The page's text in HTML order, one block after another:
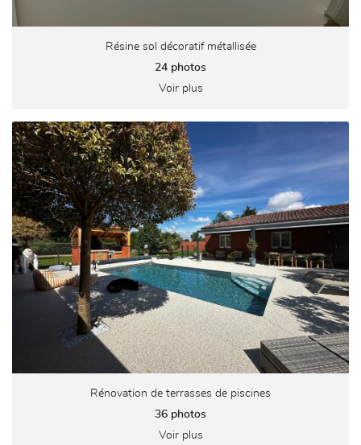
Résine sol décoratif métallisée
24 photos
Voir plus
Rénovation de terrasses de piscines
36 photos
Voir plus